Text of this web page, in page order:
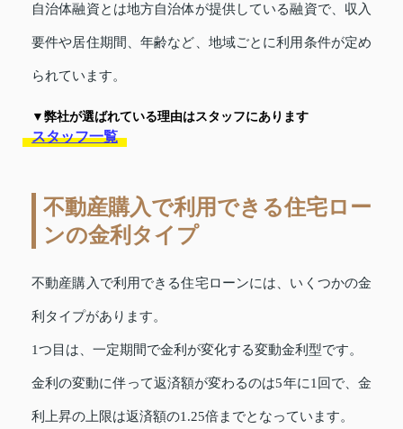
自治体融資とは地方自治体が提供している融資で、収入
要件や居住期間、年齢など、地域ごとに利用条件が定め
られています。
▼弊社が選ばれている理由はスタッフにあります
スタッフ一覧
不動産購入で利用できる住宅ロー
ンの金利タイプ
不動産購入で利用できる住宅ローンには、いくつかの金
利タイプがあります。
1つ目は、一定期間で金利が変化する変動金利型です。
金利の変動に伴って返済額が変わるのは5年に1回で、金
利上昇の上限は返済額の1.25倍までとなっています。